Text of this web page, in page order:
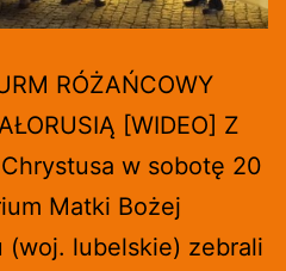
RÓŻAŃCOWY
[WIDEO] Z
w sobotę 20
Matki Bożej
(woj. lubelskie) zebrali